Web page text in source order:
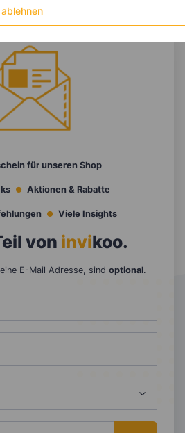
für unseren Shop
Aktionen & Rabatte
Viele Insights
von invikoo.
E-Mail Adresse, sind optional.